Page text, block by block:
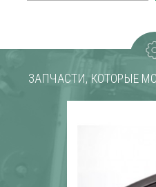
ЗАПЧАСТИ, КОТОРЫЕ